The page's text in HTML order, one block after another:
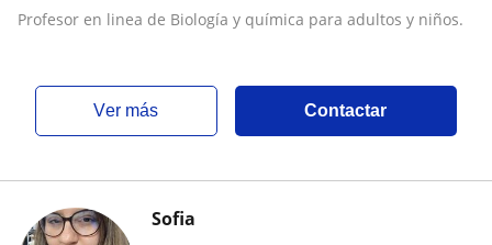
Profesor en linea de Biología y química para adultos y niños.
ver más Contactar
Sofia